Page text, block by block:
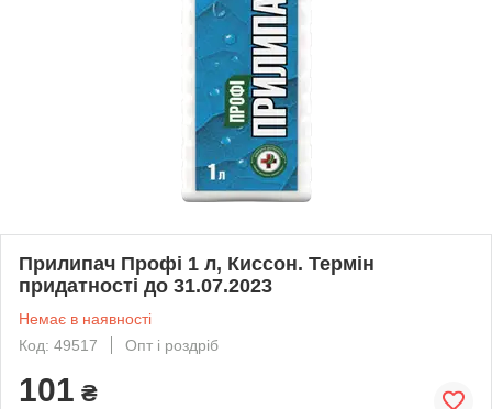
Прилипач Профі 1 л, Киссон. Термін
придатності до 31.07.2023
Немає в наявності
Код: 49517
Опт і роздріб
101 ₴